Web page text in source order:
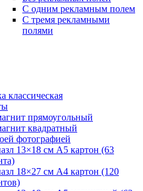
С одним рекламным полем
С тремя рекламными
полями
классическая
прямоугольный
квадратный
фотографией
13×18 см А5 картон (63
18×27 см А4 картон (120